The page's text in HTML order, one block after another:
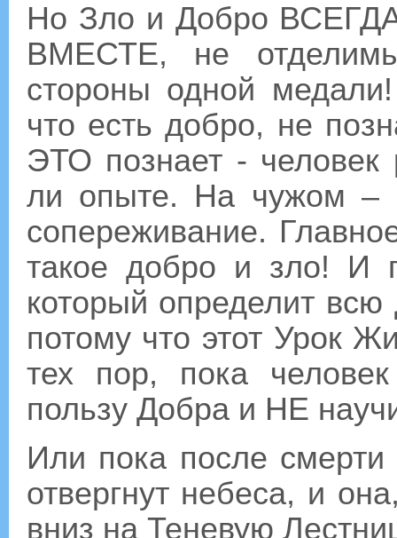
Но Зло и Добро
ВМЕСТЕ, не
стороны одной
что есть добро, не
ЭТО познает -
ли опыте. На чужом –
сопереживание.
такое добро и зло! И
который определит
потому что этот Урок
тех пор, пока
пользу Добра и НЕ
Или пока после
отвергнут небеса, и
вниз на Теневую